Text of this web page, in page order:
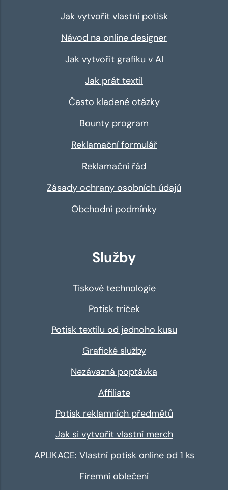
Jak vytvořit vlastní potisk
Návod na online designer
Jak vytvořit grafiku v AI
Jak prát textil
Často kladené otázky
Bounty program
Reklamační formulář
Reklamační řád
Zásady ochrany osobních údajů
Obchodní podmínky
Služby
Tiskové technologie
Potisk triček
Potisk textilu od jednoho kusu
Grafické služby
Nezávazná poptávka
Affiliate
Potisk reklamních předmětů
Jak si vytvořit vlastní merch
APLIKACE: Vlastní potisk online od 1 ks
Firemní oblečení